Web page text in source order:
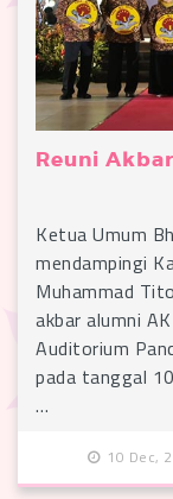
Reuni
Ketua Umum
mendampingi
Muhammad
akbar alumni
Auditorium
pada tanggal
…
10 Dec,